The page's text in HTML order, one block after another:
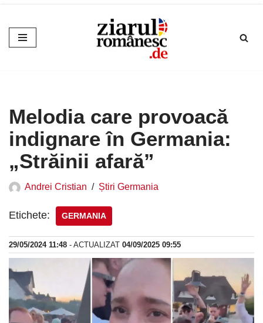
Sari
la
Melodia care provoacă
indignare în Germania:
„Străinii afară”
Andrei Cristian Știri Germania
Etichete: GERMANIA
29/05/2024 11:48 - ACTUALIZAT 04/09/2025 09:55